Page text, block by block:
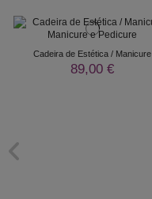
Cadeira de Estética / Manicure
89,00 €